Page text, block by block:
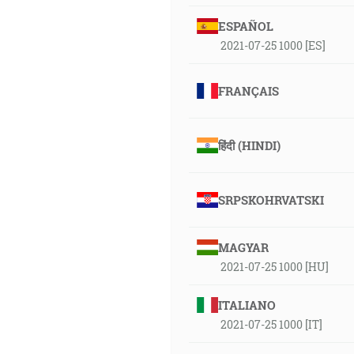
ESPAÑOL
2021-07-25 1000 [ES]
FRANÇAIS
हिंदी (HINDI)
SRPSKOHRVATSKI
MAGYAR
2021-07-25 1000 [HU]
ITALIANO
2021-07-25 1000 [IT]